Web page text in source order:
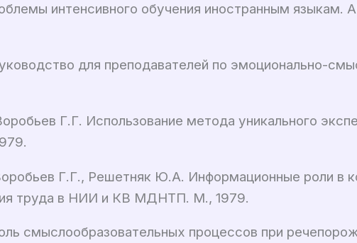
интенсивного обучения иностранным
для преподавателей по эмоционально-
Г.Г. Использование метода уникального
Г.Г., Решетняк Ю.А. Информационные роли в
труда в НИИ и КВ МДНТП. М., 1979.
смыслообразовательных процессов при